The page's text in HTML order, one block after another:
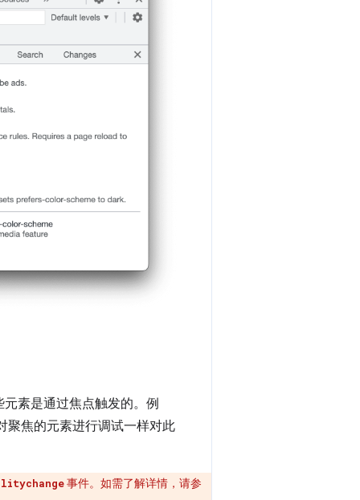
素是通过焦点触发的。例
聚焦的元素进行调试一样对此
事件。如需了解详情，请参